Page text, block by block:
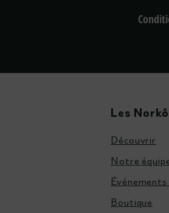
Les
Découvrir
Notre
Boutique